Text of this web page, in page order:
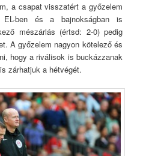
a csapat visszatért a győzelem
ben és a bajnokságban is
mészárlás (értsd: 2-0) pedig
A győzelem nagyon kötelező és
hogy a riválisok is buckázzanak
zárhatjuk a hétvégét.